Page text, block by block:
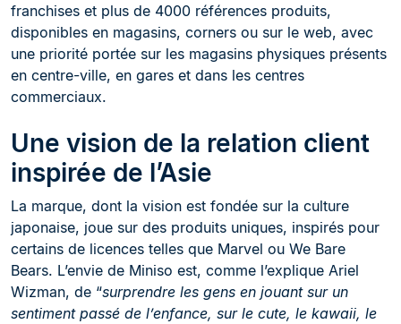
franchises et plus de 4000 références produits,
disponibles en magasins, corners ou sur le web, avec
une priorité portée sur les magasins physiques présents
en centre-ville, en gares et dans les centres
commerciaux.
Une vision de la relation client
inspirée de l’Asie
La marque, dont la vision est fondée sur la culture
japonaise, joue sur des produits uniques, inspirés pour
certains de licences telles que Marvel ou We Bare
Bears. L’envie de Miniso est, comme l’explique Ariel
Wizman, de “surprendre les gens en jouant sur un
sentiment passé de l’enfance, sur le cute, le kawaii, le